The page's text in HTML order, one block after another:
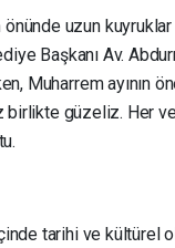
önünde uzun
Başkanı Av.
Muharrem ayının
birlikte güzeliz. Her
tarihi ve kültürel